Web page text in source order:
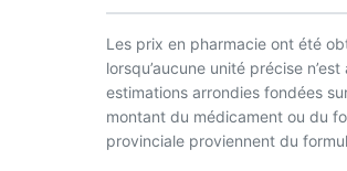
Les prix en pharmacie ont été
lorsqu’aucune unité précise
estimations arrondies fondées
montant du médicament ou du
provinciale proviennent du